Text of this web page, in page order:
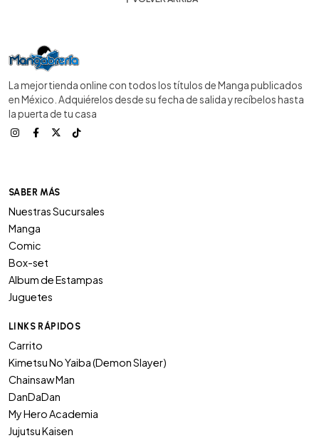
La mejor tienda online con todos los títulos de Manga publicados
en México. Adquiérelos desde su fecha de salida y recíbelos hasta
la puerta de tu casa
SABER MÁS
Nuestras Sucursales
Manga
Comic
Box-set
Album de Estampas
Juguetes
LINKS RÁPIDOS
Carrito
Kimetsu No Yaiba (Demon Slayer)
Chainsaw Man
DanDaDan
My Hero Academia
Jujutsu Kaisen